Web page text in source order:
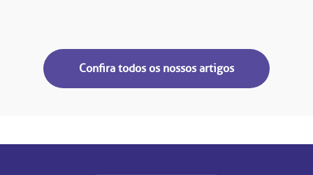
Confira todos os nossos artigos